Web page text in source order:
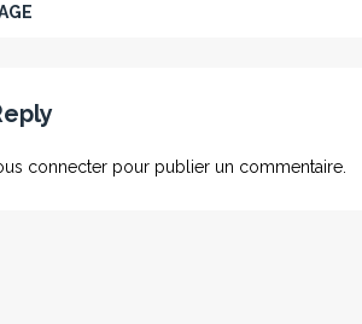
connecterpour publier un commentaire.